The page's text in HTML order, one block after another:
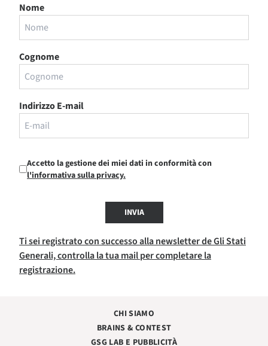
Nome
Cognome
Indirizzo E-mail
Accetto la gestione dei miei dati in conformità con
l'informativa sulla privacy.
INVIA
Ti sei registrato con successo alla newsletter de Gli Stati
Generali, controlla la tua mail per completare la
registrazione.
CHI SIAMO
BRAINS & CONTEST
GSG LAB E PUBBLICITÀ